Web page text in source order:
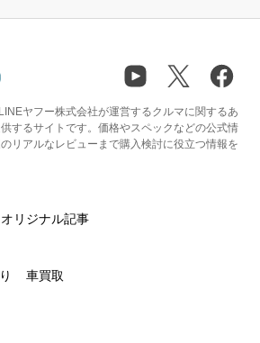
ヤフー株式会社が運営するクルマに関するあ
するサイトです。価格やスペックなどの公式情
リアルなレビューまで購入検討に役立つ情報を
オリジナル記事
車買取